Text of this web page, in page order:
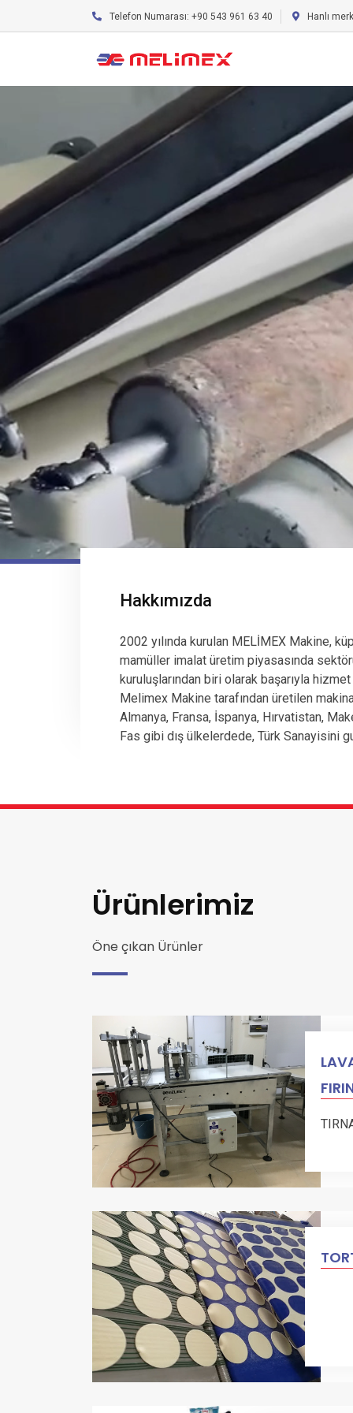
Telefon Numarası: +90 543 961 63 40 Hanlı
Hakkımızda
2002 yılında kurulan MELİMEX Makine,
mamüller imalat üretim piyasasında
kuruluşlarından biri olarak başarıyla
Melimex Makine tarafından üretilen
Almanya, Fransa, İspanya, Hırvatistan,
Fas gibi dış ülkelerdede, Türk Sanayisini
Ürünlerimiz
Öne çıkan Ürünler